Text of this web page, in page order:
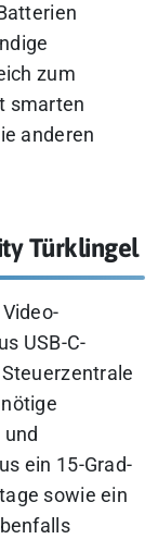
zum
smarten
anderen
Türklingel
USB-C-
ein 15-Grad-
sowie ein